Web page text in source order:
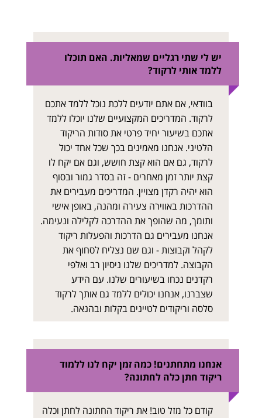
יש לי שתי רגליים שמאליות. האם תוכלו
ללמד אותי לרקוד?
בוודאי, אם אתם יודעים ללכת נוכל ללמד אתכם
לרקוד. המדריכים המקצועיים שלנו יוכלו ללמד
אתכם בשיעור יחיד פרטי את סודות הריקוד
הלטיני. אנחנו מאמינים בכך שכל אחד יכול
לרקוד, גם אם הוא קצת חושש, וגם אם יקח לו
קצת יותר זמן מאחרים - זה בסדר גמור ובסוף
הוא יהיה רקדן מצויין. המדריכים מעבירים את
ההדרכות באווירה צעירה ומהנה, באופן אישי
ותומך, מה שהופך את ההדרכה לקלילה ונעימה.
אנחנו מעבירים גם הדרכות והפעלות ריקוד
לקהל וקבוצות - וגם שם נצליח לסחוף את
הקבוצה. למדריכים שלנו ניסיון רב ואלפי
רקדנים נכחו בשיעורים שלנו. עם הידע
שצברנו, אנחנו יכולים ללמד גם אותך לרקוד
סלסה וריקודים לטיינים בקלות ובהנאה.
אנחנו מתחתנים! כמה זמן יקח לנו ללמוד
ריקוד חתן כלה לחתונה?
קודם כל מזל טוב! את ריקוד החתונה לחתן וכלה